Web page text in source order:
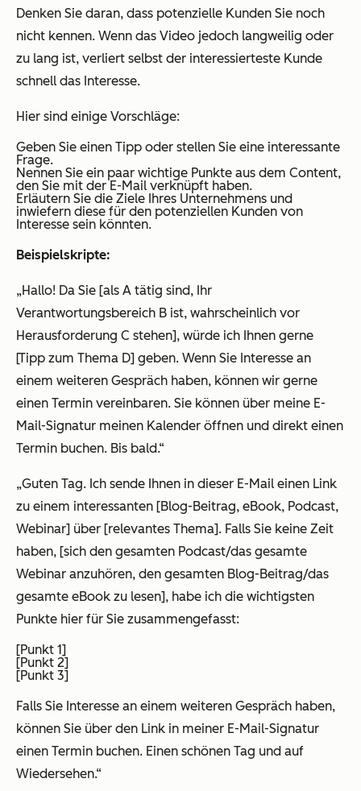
Denken Sie daran, dass potenzielle Kunden Sie noch
nicht kennen. Wenn das Video jedoch langweilig oder
zu lang ist, verliert selbst der interessierteste Kunde
schnell das Interesse.
Hier sind einige Vorschläge:
Geben Sie einen Tipp oder stellen Sie eine interessante
Frage.
Nennen Sie ein paar wichtige Punkte aus dem Content,
den Sie mit der E-Mail verknüpft haben.
Erläutern Sie die Ziele Ihres Unternehmens und
inwiefern diese für den potenziellen Kunden von
Interesse sein könnten.
Beispielskripte:
„Hallo! Da Sie [als A tätig sind, Ihr
Verantwortungsbereich B ist, wahrscheinlich vor
Herausforderung C stehen], würde ich Ihnen gerne
[Tipp zum Thema D] geben. Wenn Sie Interesse an
einem weiteren Gespräch haben, können wir gerne
einen Termin vereinbaren. Sie können über meine E-
Mail-Signatur meinen Kalender öffnen und direkt einen
Termin buchen. Bis bald.“
„Guten Tag. Ich sende Ihnen in dieser E-Mail einen Link
zu einem interessanten [Blog-Beitrag, eBook, Podcast,
Webinar] über [relevantes Thema]. Falls Sie keine Zeit
haben, [sich den gesamten Podcast/das gesamte
Webinar anzuhören, den gesamten Blog-Beitrag/das
gesamte eBook zu lesen], habe ich die wichtigsten
Punkte hier für Sie zusammengefasst:
[Punkt 1]
[Punkt 2]
[Punkt 3]
Falls Sie Interesse an einem weiteren Gespräch haben,
können Sie über den Link in meiner E-Mail-Signatur
einen Termin buchen. Einen schönen Tag und auf
Wiedersehen.“